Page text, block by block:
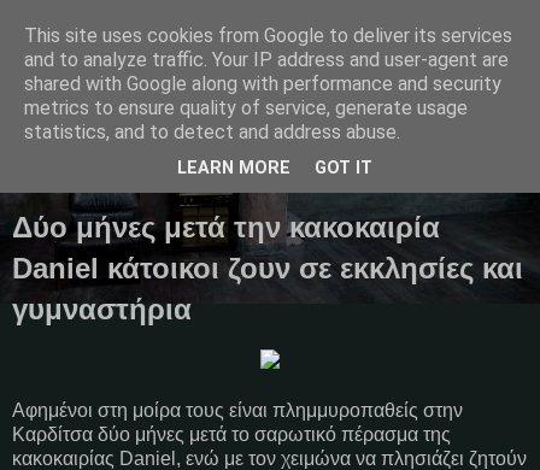
Μαγκαζίνο,ειδήσεις,απόψεις...
Δύο μήνες μετά την κακοκαιρία
Daniel κάτοικοι ζουν σε εκκλησίες και
γυμναστήρια
Αφημένοι στη μοίρα τους είναι πλημμυροπαθείς στην
Καρδίτσα δύο μήνες μετά το σαρωτικό πέρασμα της
κακοκαιρίας Daniel, ενώ με τον χειμώνα να πλησιάζει ζητούν
This site uses cookies from Google to deliver its services
and to analyze traffic. Your IP address and user-agent are
shared with Google along with performance and security
metrics to ensure quality of service, generate usage
statistics, and to detect and address abuse.
LEARN MORE GOT IT